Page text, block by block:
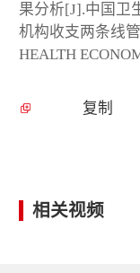
果分析[J].中国卫
机构收支两条线
HEALTH
复制
相关视频